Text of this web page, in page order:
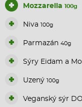
+ Mozzarella 100g
Niva 100g
Parmazán 40g
Sýry Eidam a
Uzený 100g
Veganský sýr